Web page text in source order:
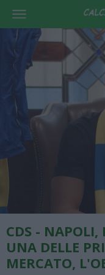
CDS - NAPOLI,
UNA DELLE
MERCATO,